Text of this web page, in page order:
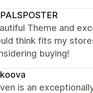
PALSPOSTER
Theme and
think fits my
buying!
koova
is an